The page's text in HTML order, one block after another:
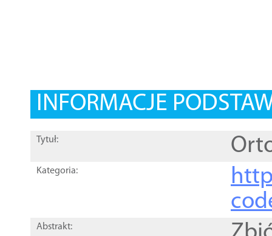
INFORMACJE
Tytuł:
Kategoria:
Abstrakt: